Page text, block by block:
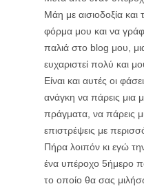
Μάη με αισιοδοξία
φόρμα μου και να
παλιά στο blog μου,
ευχαριστεί πολύ και
Είναι και αυτές οι
ανάγκη να πάρεις μια
πράγματα, να πάρεις
επιστρέψεις με
Πήρα λοιπόν κι εγώ
ένα υπέροχο 5ήμερο
το οποίο θα σας